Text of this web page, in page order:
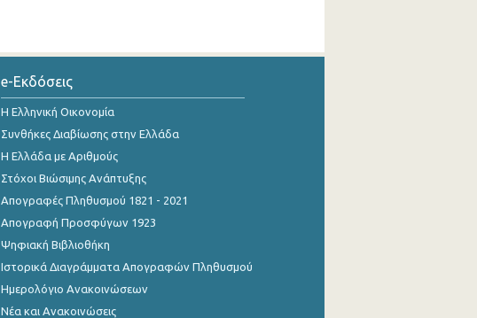
e-Εκδόσεις
Η Ελληνική Οικονομία
Συνθήκες Διαβίωσης στην Ελλάδα
Η Ελλάδα με Αριθμούς
Στόχοι Βιώσιμης Ανάπτυξης
Απογραφές Πληθυσμού 1821 - 2021
Απογραφή Προσφύγων 1923
Ψηφιακή Βιβλιοθήκη
Ιστορικά Διαγράμματα Απογραφών Πληθυσμού
Ημερολόγιο Ανακοινώσεων
Νέα και Ανακοινώσεις